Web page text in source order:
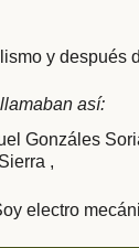
y después
así:
Gonzáles
,
electro